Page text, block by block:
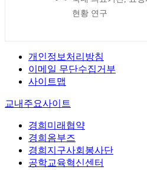
현황 연구
개인정보처리방침
이메일 무단수집거부
사이트맵
교내주요사이트
경희미래협약
경희옴부즈
경희지구사회봉사단
공학교육혁신센터